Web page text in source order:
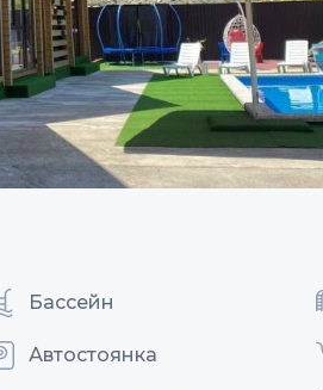
Бассейн
Автостоянка